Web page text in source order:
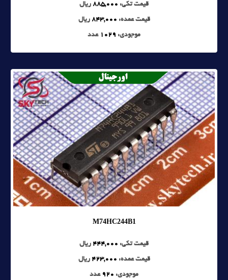
قیمت تکی: 885,000 ریال
قیمت عمده: 843,000 ریال
موجودی: 1029 عدد
M74HC244B1
قیمت تکی: 444,000 ریال
قیمت عمده: 423,000 ریال
موجودی: 920 عدد